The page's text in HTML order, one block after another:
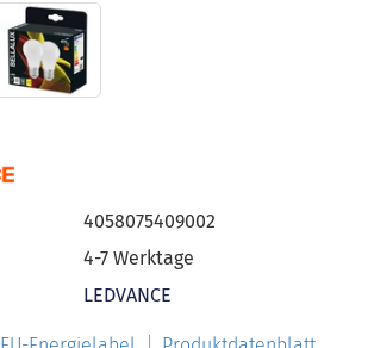
4058075409002
4-7 Werktage
LEDVANCE